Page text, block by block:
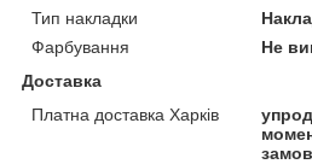
Тип накладки
Фарбування
Не
Доставка
Платна доставка Харків